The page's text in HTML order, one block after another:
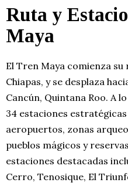
Ruta y
Maya
El Tren Maya comienza
Chiapas, y se desplaza
Cancún, Quintana Roo. A
34 estaciones
aeropuertos, zonas
pueblos mágicos y
estaciones destacadas
Cerro, Tenosique, El